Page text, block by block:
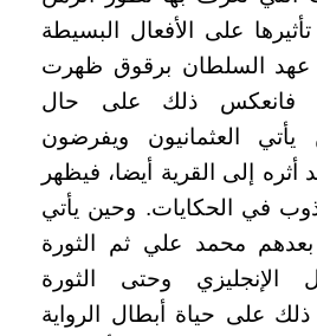
على الأفعال البسيطة
عهد السلطان برقوق ظهرت
فانعكس ذلك على حال
يأتي العثمانيون ويفرضون
أثره إلى القرية أيضا، فيظهر
في الحكايات. وحين يأتي
محمد علي ثم الثورة
الإنجليزي وحتى الثورة
ذلك على حياة أبطال الرواية